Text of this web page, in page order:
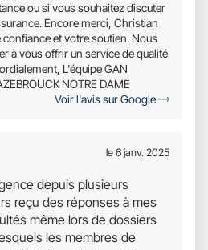
ou si vous souhaitez discuter
Encore merci, Christian
et votre soutien. Nous
à vous offrir un service de qualité
L'équipe GAN
NOTRE DAME
Voir l'avis sur Google
le 6 janv. 2025
depuis plusieurs
reçu des réponses à mes
même lors de dossiers
les membres de